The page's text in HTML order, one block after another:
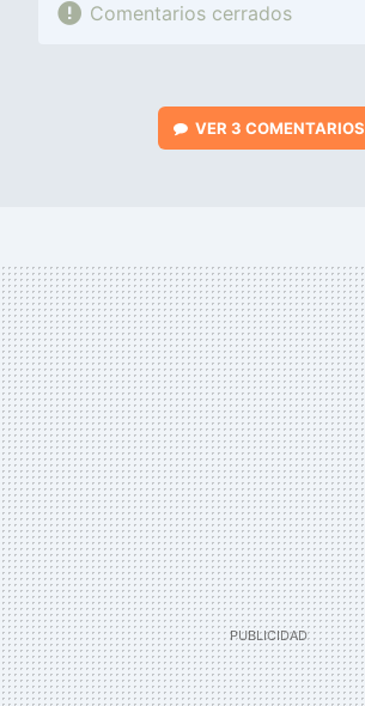
Comentarios cerrados
VER 3 COMENTARIOS